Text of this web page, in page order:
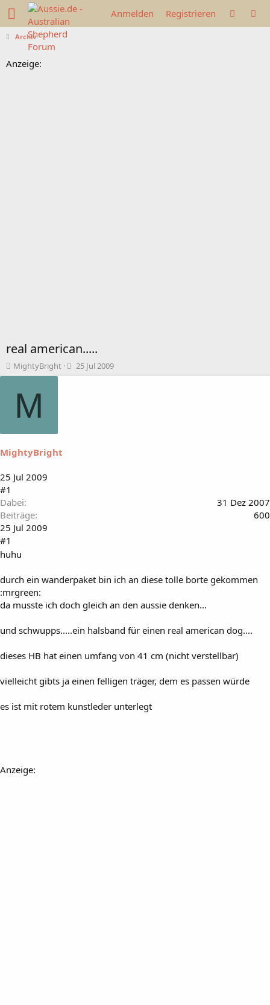
Anmelden Registrieren
Archiv
Anzeige:
real american.....
T
h
m
n
a
t
e
MightyBright
B
e
25 Jul 2009
M
MightyBright
25 Jul 2009
#1
Dabei
31 Dez 2007
Beiträge
600
25 Jul 2009
#1
huhu
durch ein wanderpaket bin ich an diese tolle borte gekommen
:mrgreen:
da musste ich doch gleich an den aussie denken...
und schwupps.....ein halsband für einen real american dog....
dieses HB hat einen umfang von 41 cm (nicht verstellbar)
vielleicht gibts ja einen felligen träger, dem es passen würde
es ist mit rotem kunstleder unterlegt
Anzeige: